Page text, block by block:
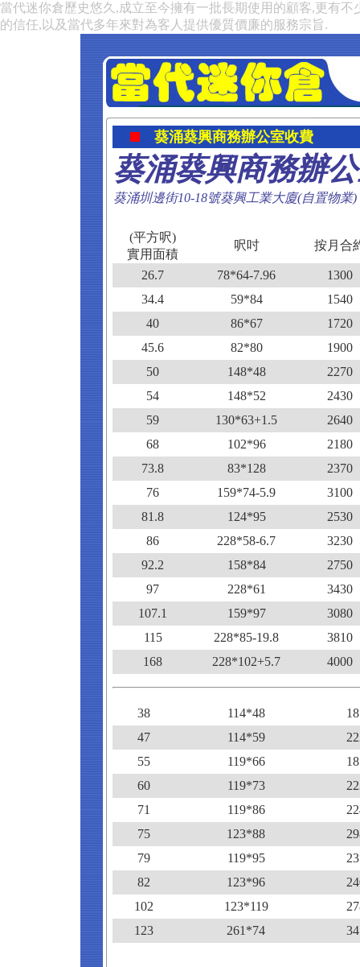
當代迷你倉歷史悠久,成立至今擁有一批長期使用的顧客,更有
的信任,以及當代多年來對為客人提供優質價廉的服務宗旨.
葵涌葵興商務辦公室收費
葵涌葵興商務辦
葵涌圳邊街10-18號葵興工業大廈(自置物業)
(平方呎)
實用面積
呎吋 按月合
26.7 78*64-7.96
1300
34.4
59*84
1540
40
86*67
1720
45.6
82*80
1900
50
148*48
2270
54
148*52
2430
59
130*63+1.5
2640
68
102*96
2180
73.8
83*128
2370
76
159*74-5.9
3100
81.8
124*95
2530
86
228*58-6.7
3230
92.2
158*84
2750
97
228*61
3430
107.1
159*97
3080
115
228*85-19.8
3810
168
228*102+5.7 4000
38 114*48
47
114*59
55
119*66
60
119*73
71
119*86
75
123*88
79
119*95
82
123*96
102
123*119
123
261*74